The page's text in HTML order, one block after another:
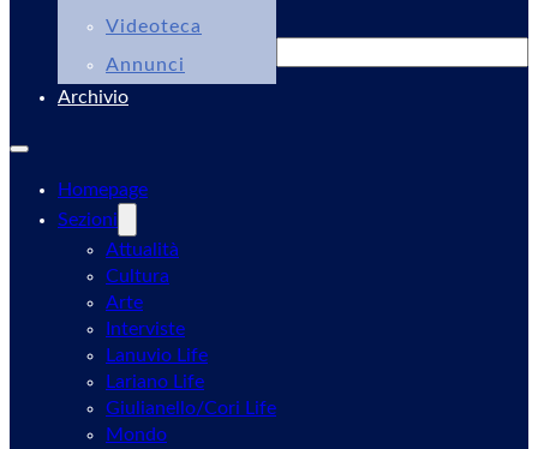
Videoteca
Annunci
Archivio
Homepage
Sezioni
Attualità
Cultura
Arte
Interviste
Lanuvio Life
Lariano Life
Giulianello/Cori Life
Mondo